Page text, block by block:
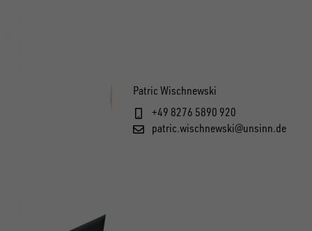
Patric Wischnewski
+49 8276 5890 920
patric.wischnewski@unsinn.de